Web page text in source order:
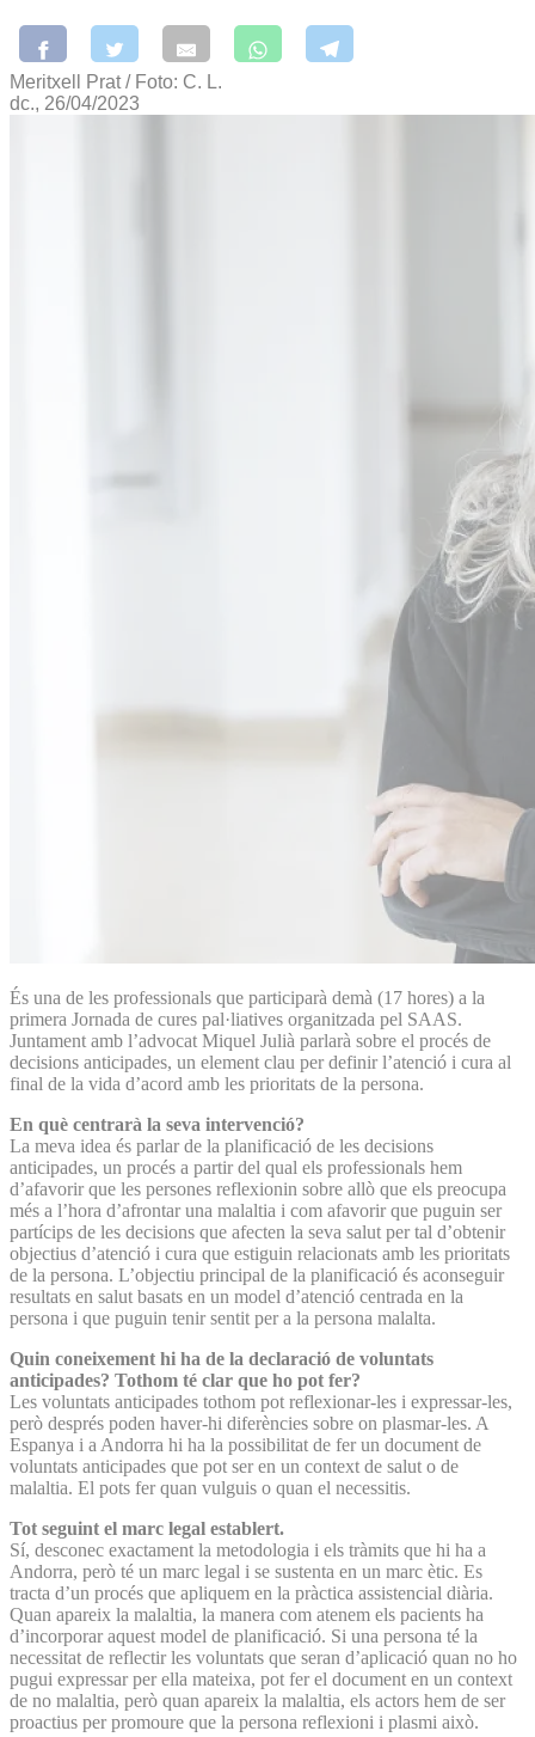
Meritxell Prat / Foto: C. L.
dc., 26/04/2023
És una de les professionals que participarà demà (17 hores) a la
primera Jornada de cures pal·liatives organitzada pel SAAS.
Juntament amb l’advocat Miquel Julià parlarà sobre el procés de
decisions anticipades, un element clau per definir l’atenció i cura al
final de la vida d’acord amb les prioritats de la persona.
En què centrarà la seva intervenció?
La meva idea és parlar de la planificació de les decisions
anticipades, un procés a partir del qual els professionals hem
d’afavorir que les persones reflexionin sobre allò que els preocupa
més a l’hora d’afrontar una malaltia i com afavorir que puguin ser
partícips de les decisions que afecten la seva salut per tal d’obtenir
objectius d’atenció i cura que estiguin relacionats amb les prioritats
de la persona. L’objectiu principal de la planificació és aconseguir
resultats en salut basats en un model d’atenció centrada en la
persona i que puguin tenir sentit per a la persona malalta.
Quin coneixement hi ha de la declaració de voluntats
anticipades? Tothom té clar que ho pot fer?
Les voluntats anticipades tothom pot reflexionar-les i expressar-les,
però després poden haver-hi diferències sobre on plasmar-les. A
Espanya i a Andorra hi ha la possibilitat de fer un document de
voluntats anticipades que pot ser en un context de salut o de
malaltia. El pots fer quan vulguis o quan el necessitis.
Tot seguint el marc legal establert.
Sí, desconec exactament la metodologia i els tràmits que hi ha a
Andorra, però té un marc legal i se sustenta en un marc ètic. Es
tracta d’un procés que apliquem en la pràctica assistencial diària.
Quan apareix la malaltia, la manera com atenem els pacients ha
d’incorporar aquest model de planificació. Si una persona té la
necessitat de reflectir les voluntats que seran d’aplicació quan no ho
pugui expressar per ella mateixa, pot fer el document en un context
de no malaltia, però quan apareix la malaltia, els actors hem de ser
proactius per promoure que la persona reflexioni i plasmi això.